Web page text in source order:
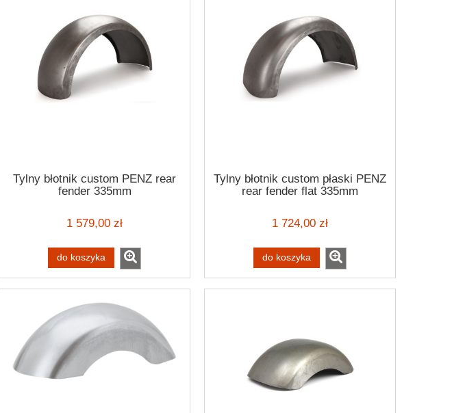
Tylny błotnik custom PENZ rear
fender 335mm
1 579,00 zł
do koszyka
Tylny błotnik custom płaski PENZ
rear fender flat 335mm
1 724,00 zł
do koszyka